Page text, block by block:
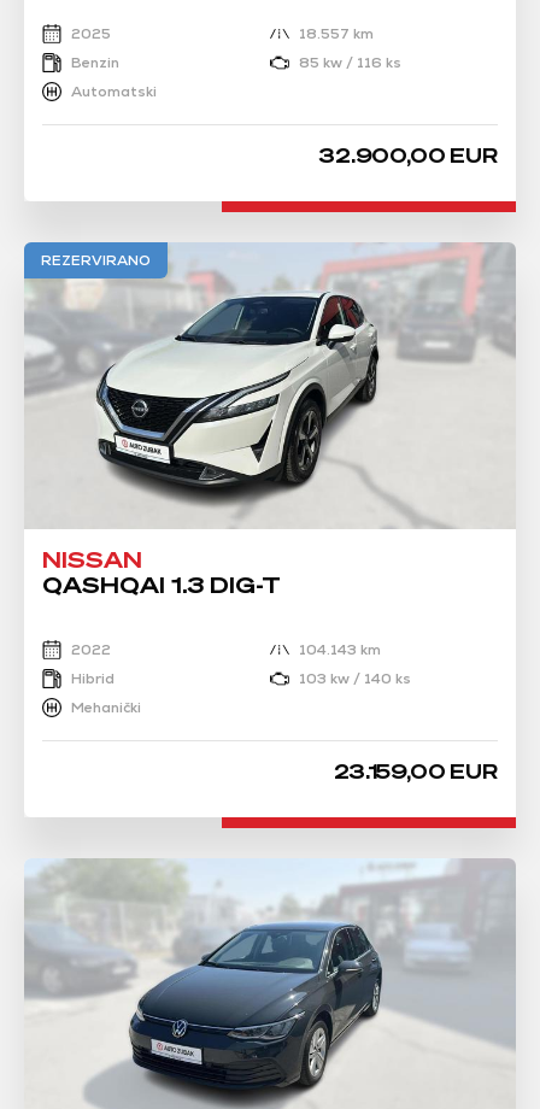
2025
18.557 km
Benzin
85 kw / 116 ks
Automatski
32.900,00 EUR
REZERVIRANO
NISSAN
QASHQAI 1.3 DIG-T
2022
104.143 km
Hibrid
103 kw / 140 ks
Mehanički
23.159,00 EUR